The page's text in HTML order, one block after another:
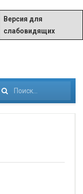
Версия для
слабовидящих
Искать...